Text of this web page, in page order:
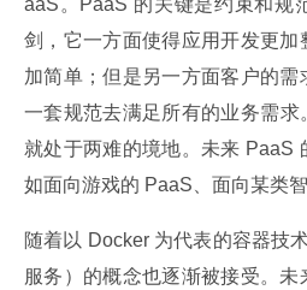
aaS。PaaS 的关键是约束和规
剑，它一方面使得应用开发更加
加简单；但是另一方面客户的需
一套规范去满足所有的业务需求
就处于两难的境地。未来 PaaS
如面向游戏的 PaaS、面向某类
随着以 Docker 为代表的容器技
服务）的概念也逐渐被接受。